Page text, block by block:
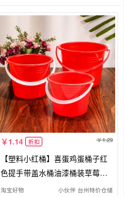
1.14 折扣 1.29
【塑料小红桶】喜蛋鸡蛋桶子红
色提手带盖水桶油漆桶装草莓水
果盆
淘宝好物 小伙伴 台州特价仓储